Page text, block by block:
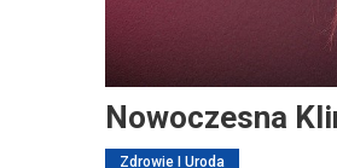
Nowoczesna
Zdrowie I Uroda